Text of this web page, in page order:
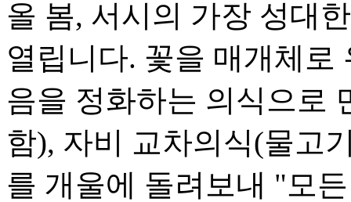
올 봄, 서시의 가장 성대
열립니다. 꽃을 매개체로
음을 정화하는 의식으로
함), 자비 교차의식(물고
를 개울에 돌려보내 "모